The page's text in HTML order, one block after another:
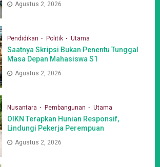
Agustus 2, 2026
Pendidikan Politik Utama
Saatnya Skripsi Bukan Penentu Tunggal
Masa Depan Mahasiswa S1
Agustus 2, 2026
Nusantara Pembangunan Utama
OIKN Terapkan Hunian Responsif,
Lindungi Pekerja Perempuan
Agustus 2, 2026